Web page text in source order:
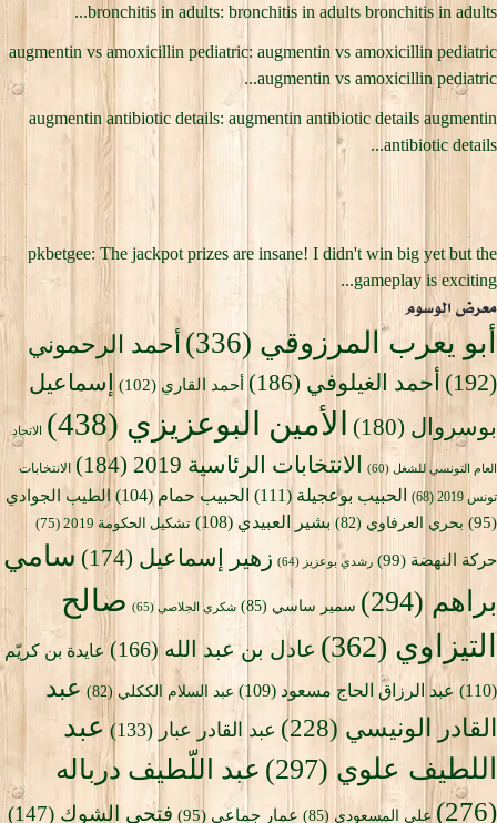
bronchitis in adults: bronchitis in adults bronchitis in adults...
augmentin vs amoxicillin pediatric: augmentin vs amoxicillin pediatric
augmentin vs amoxicillin pediatric...
augmentin antibiotic details: augmentin antibiotic details augmentin
antibiotic details...
pkbetgee: The jackpot prizes are insane! I didn't win big yet but the
gameplay is exciting...
معرض الوسوم
أبو يعرب المرزوقي (336)
أحمد الرحموني
(192)
أحمد الغيلوفي (186) أحمد القاري (102)
إسماعيل
بوسروال (180) الأمين البوعزيزي (438) الاتحاد
العام التونسي للشغل (60) الانتخابات الرئاسية 2019 (184)
الانتخابات
تونس 2019
(68) الحبيب بوعجيلة (111) الحبيب حمام (104)
الطيب الجوادي
(95)
بحري العرفاوي (82) بشير العبيدي (108) تشكيل الحكومة 2019 (75)
حركة النهضة (99) رشدي بوعزيز (64) زهير إسماعيل (174)
سامي
براهم (294) سمير ساسي (85) شكري الجلاصي (65)
صالح
التيزاوي (362) عادل بن عبد الله (166)
عايدة بن كريّم
(110)
عبد الرزاق الحاج مسعود (109) عبد السلام الككلي (82)
عبد
القادر الونيسي (228) عبد القادر عبار (133)
عبد
اللطيف علوي (297)
عبد اللّطيف درباله
(276)
علي المسعودي (85) عمار جماعي (95) فتحي الشوك (147)